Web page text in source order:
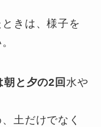
きは、様子を
と夕の2回 水や
土だけでなく